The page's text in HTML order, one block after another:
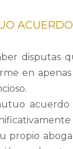
disputas
en
acuerdo
propio